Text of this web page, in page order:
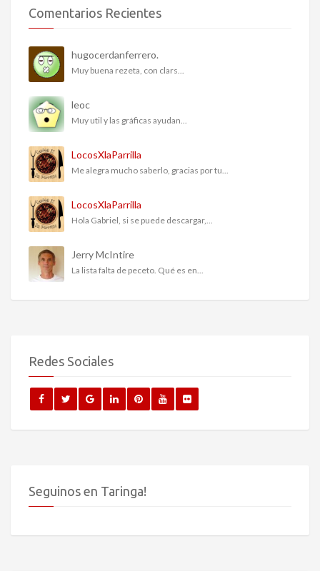
Comentarios Recientes
hugocerdanferrero.
Muy buena rezeta, con clars...
leoc
Muy util y las gráficas ayudan...
LocosXlaParrilla
Me alegra mucho saberlo, gracias por tu...
LocosXlaParrilla
Hola Gabriel, si se puede descargar,...
Jerry McIntire
La lista falta de peceto. Qué es en...
Redes Sociales
Seguinos en Taringa!